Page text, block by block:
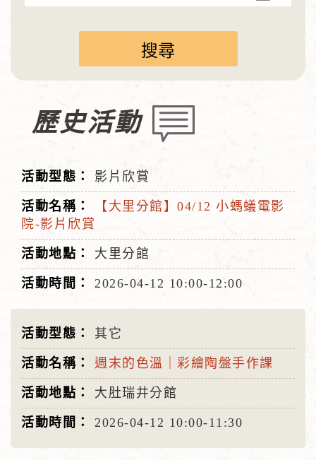
歷史活動
影片欣賞
【大里分館】04/12 小螞蟻電影
院-影片欣賞
大里分館
2026-04-12 10:00-12:00
其它
週末的色溫｜彩繪陶盤手作課
大肚瑞井分館
2026-04-12 10:00-11:30